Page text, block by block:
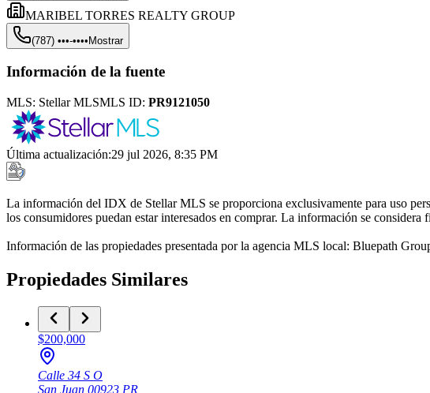
MARIBEL TORRES REALTY GROUP
(787) •••-••••Mostrar
Información de la fuente
MLS: Stellar MLSMLS ID: PR9121050
Última actualización:29 jul 2026, 8:35 PM
La información del IDX de Stellar MLS se proporciona exclusivamente para uso
los consumidores puedan estar interesados en comprar. La información se considera
Información de las propiedades presentada por la agencia MLS local: Bluepath
Propiedades Similares
$200,000
Calle 34 S O
San Juan 00923 PR